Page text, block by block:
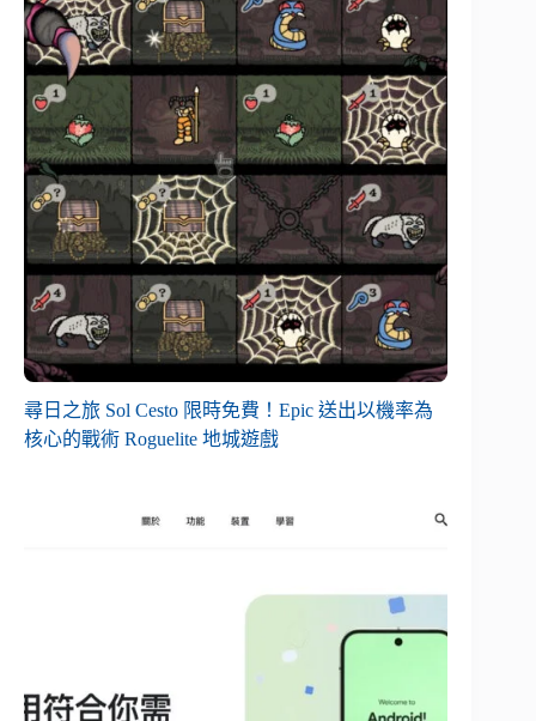
尋日之旅 Sol Cesto 限時免費！Epic 送出以機率為
核心的戰術 Roguelite 地城遊戲